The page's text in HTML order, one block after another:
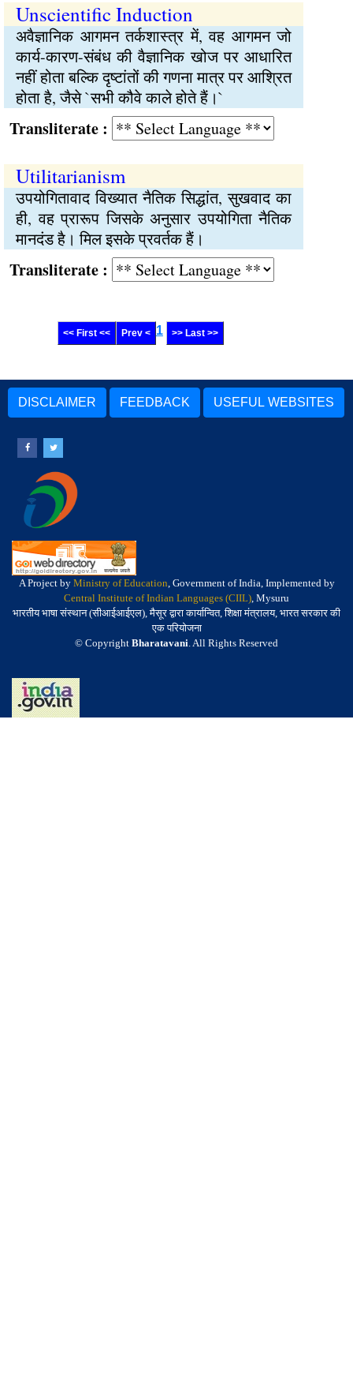
Unscientific Induction
अवैज्ञानिक आगमन तर्कशास्त्र में, वह आगमन जो
कार्य-कारण-संबंध की वैज्ञानिक खोज पर आधारित
नहीं होता बल्कि दृष्टांतों की गणना मात्र पर आश्रित
होता है, जैसे `सभी कौवे काले होते हैं।`
:
Utilitarianism
उपयोगितावाद विख्यात नैतिक सिद्धांत, सुखवाद का
ही, वह प्रारूप जिसके अनुसार उपयोगिता नैतिक
मानदंड है। मिल इसके प्रवर्तक हैं।
:
<< First << Prev < 1 >> Last >>
DISCLAIMER FEEDBACK USEFUL WEBSITES
A Project by Ministry of Education, Government of India, Implemented by
Central Institute of Indian Languages (CIIL), Mysuru
भारतीय भाषा संस्थान (सीआईआईएल), मैसूर द्वारा कार्यान्वित, शिक्षा मंत्रालय, भारत सरकार की
एक परियोजना
© Copyright Bharatavani. All Rights Reserved